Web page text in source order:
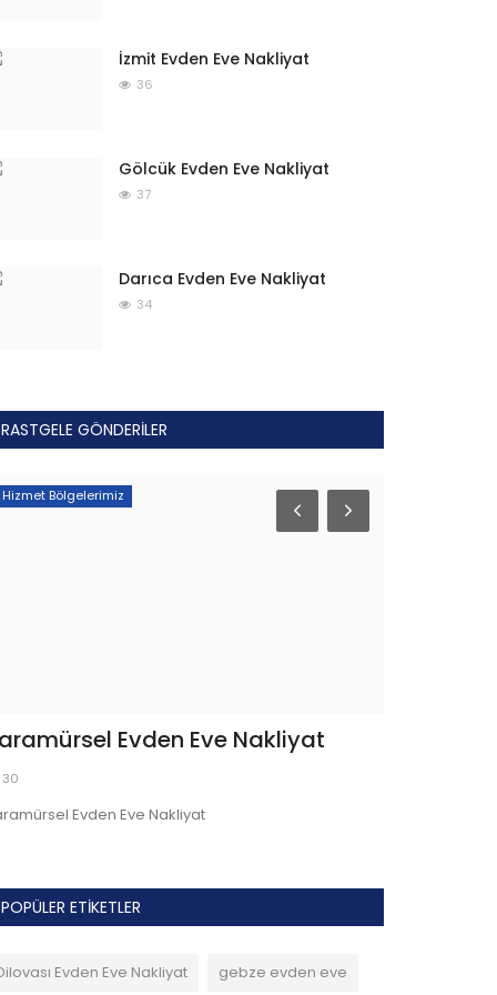
İzmit Evden Eve Nakliyat
36
Gölcük Evden Eve Nakliyat
37
Darıca Evden Eve Nakliyat
34
RASTGELE GÖNDERILER
Hizmet Bölgelerimiz
Evden Eve Nakliyat
40
Evden Eve Nakliyat
POPÜLER ETIKETLER
Evden Eve Nakliyat gebze evden eve